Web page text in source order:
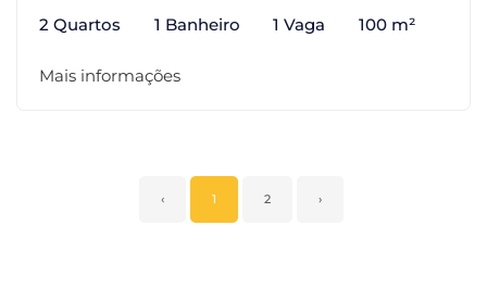
2 Quartos 1 Banheiro 1 Vaga 100 m²
Mais informações
‹ 1 2 ›